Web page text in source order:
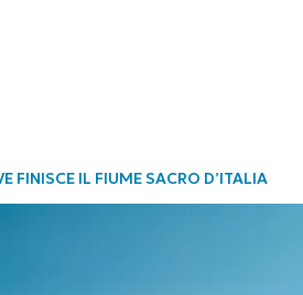
FINISCE IL FIUME SACRO D’ITALIA